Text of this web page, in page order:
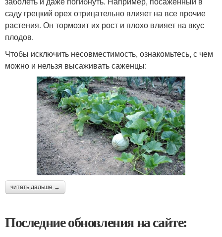
саду грецкий орех отрицательно влияет на все прочие
растения. Он тормозит их рост и плохо влияет на вкус
плодов.
Чтобы исключить несовместимость, ознакомьтесь, с чем
можно и нельзя высаживать саженцы:
читать дальше →
Последние обновления на сайте: